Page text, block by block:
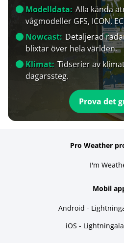
Modelldata: Alla kända
vågmodeller GFS, ICON,
Nowcast: Detaljerad
blixtar över hela världen.
Klimat: Tidserier av
dagarssteg.
Prova det
Pro Weather
I'm
Mobil
Android -
iOS -